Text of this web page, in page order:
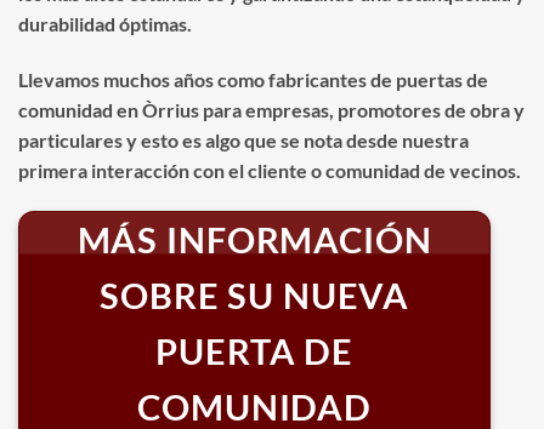
durabilidad óptimas.
Llevamos muchos años como fabricantes de puertas de
comunidad en Òrrius para empresas, promotores de obra y
particulares y esto es algo que se nota desde nuestra
primera interacción con el cliente o comunidad de vecinos.
MÁS INFORMACIÓN
SOBRE SU NUEVA
PUERTA DE
COMUNIDAD